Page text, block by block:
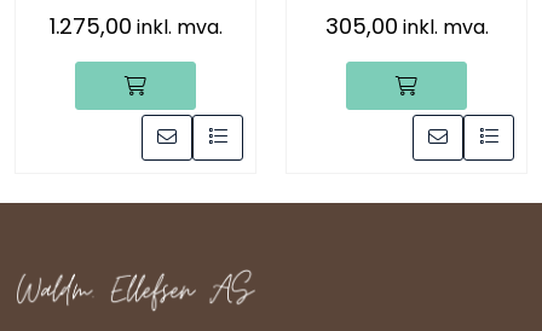
1.275,00 inkl. mva. 305,00 inkl. mva.